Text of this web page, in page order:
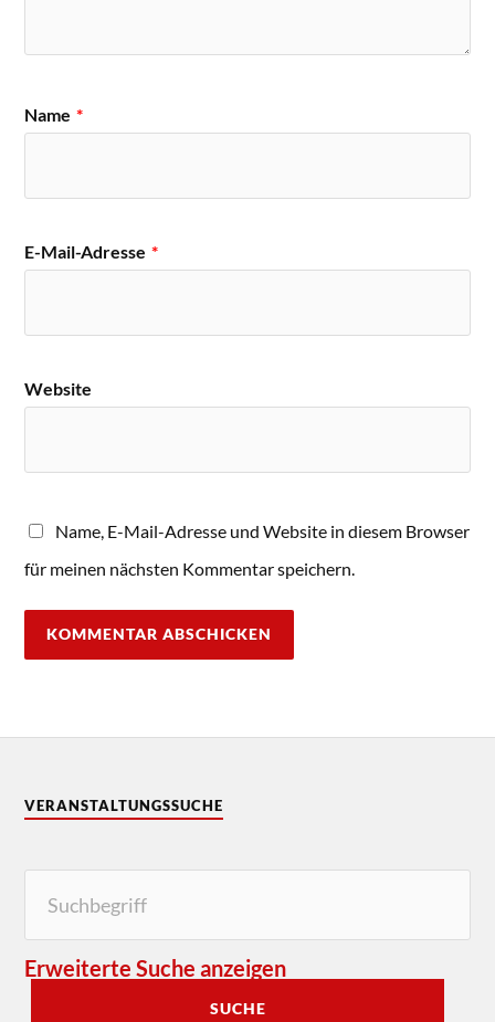
Name *
E-Mail-Adresse *
Website
Name, E-Mail-Adresse und Website in diesem Browser
für meinen nächsten Kommentar speichern.
VERANSTALTUNGSSUCHE
Erweiterte Suche anzeigen
SUCHE